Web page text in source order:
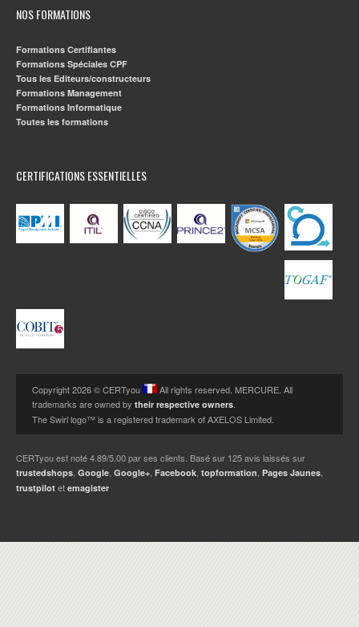
NOS FORMATIONS
Formations Certifiantes
Formations Spéciales CPF
Tous les Editeurs/constructeurs
Formations Management
Formations Informatique
Toutes les formations
CERTIFICATIONS ESSENTIELLES
Copyright 2026 © CERTyou
All rights reserved. MERCURE. All
trademarks are owned by their respective owners.
The Swirl logo™ is a registered trademark of AXELOS Limited.
CERTyouest noté4.89/5.00par ses clients. Basé sur 125avis laissés sur
trustedshops, Google, Google+, Facebook, topformation, Pages Jaunes,
trustpilot et emagister